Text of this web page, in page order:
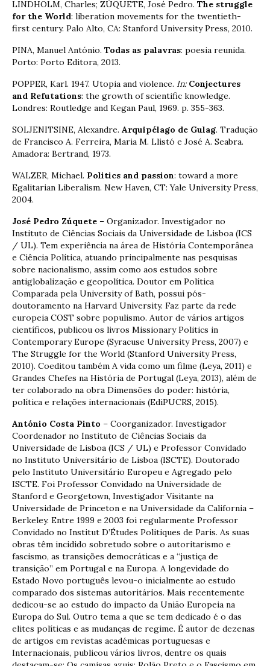
LINDHOLM, Charles; ZÚQUETE, José Pedro. The struggle
for the World: liberation movements for the twentieth-
first century. Palo Alto, CA: Stanford University Press, 2010.
PINA, Manuel António. Todas as palavras: poesia reunida.
Porto: Porto Editora, 2013.
POPPER, Karl. 1947. Utopia and violence. In: Conjectures
and Refutations: the growth of scientific knowledge.
Londres: Routledge and Kegan Paul, 1969. p. 355-363.
SOLJENITSINE, Alexandre. Arquipélago de Gulag. Tradução
de Francisco A. Ferreira, Maria M. Llistó e José A. Seabra.
Amadora: Bertrand, 1973.
WALZER, Michael. Politics and passion: toward a more
Egalitarian Liberalism. New Haven, CT: Yale University Press,
2004.
José Pedro Zúquete – Organizador. Investigador no
Instituto de Ciências Sociais da Universidade de Lisboa (ICS
/ UL). Tem experiência na área de História Contemporânea
e Ciência Política, atuando principalmente nas pesquisas
sobre nacionalismo, assim como aos estudos sobre
antiglobalização e geopolítica. Doutor em Política
Comparada pela University of Bath, possui pós-
doutoramento na Harvard University. Faz parte da rede
europeia COST sobre populismo. Autor de vários artigos
científicos, publicou os livros Missionary Politics in
Contemporary Europe (Syracuse University Press, 2007) e
The Struggle for the World (Stanford University Press,
2010). Coeditou também A vida como um filme (Leya, 2011) e
Grandes Chefes na História de Portugal (Leya, 2013), além de
ter colaborado na obra Dimensões do poder: história,
política e relações internacionais (EdiPUCRS, 2015).
António Costa Pinto – Coorganizador. Investigador
Coordenador no Instituto de Ciências Sociais da
Universidade de Lisboa (ICS / UL) e Professor Convidado
no Instituto Universitário de Lisboa (ISCTE). Doutorado
pelo Instituto Universitário Europeu e Agregado pelo
ISCTE. Foi Professor Convidado na Universidade de
Stanford e Georgetown, Investigador Visitante na
Universidade de Princeton e na Universidade da California –
Berkeley. Entre 1999 e 2003 foi regularmente Professor
Convidado no Institut D’Études Politiques de Paris. As suas
obras têm incidido sobretudo sobre o autoritarismo e
fascismo, as transições democráticas e a “justiça de
transição” em Portugal e na Europa. A longevidade do
Estado Novo português levou-o inicialmente ao estudo
comparado dos sistemas autoritários. Mais recentemente
dedicou-se ao estudo do impacto da União Europeia na
Europa do Sul. Outro tema a que se tem dedicado é o das
elites políticas e as mudanças de regime. É autor de dezenas
de artigos em revistas académicas portuguesas e
Internacionais, publicou vários livros, dentre os quais